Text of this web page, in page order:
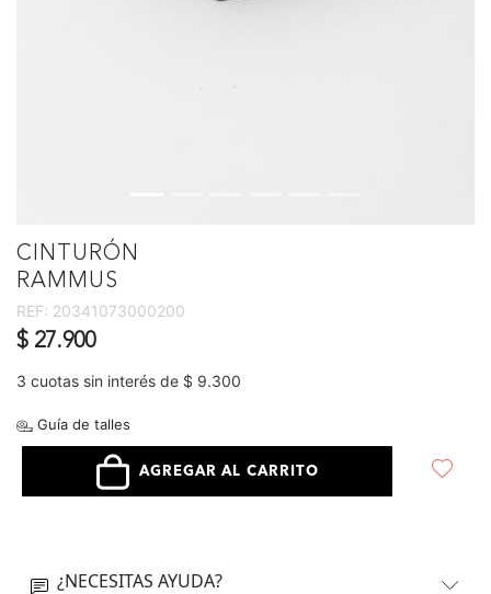
CINTURÓN
RAMMUS
REF: 20341073000200
$ 27.900
3 cuotas sin interés de $ 9.300
Guía de talles
AGREGAR AL CARRITO
¿NECESITAS AYUDA?